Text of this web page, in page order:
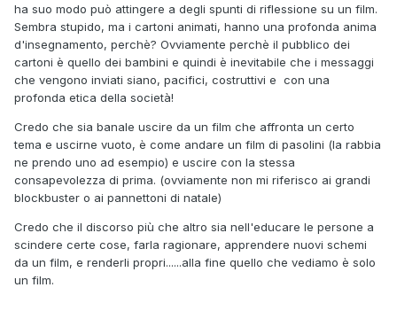
ha suo modo può attingere a degli spunti di riflessione su un film.
Sembra stupido, ma i cartoni animati, hanno una profonda anima
d'insegnamento, perchè? Ovviamente perchè il pubblico dei
cartoni è quello dei bambini e quindi è inevitabile che i messaggi
che vengono inviati siano, pacifici, costruttivi e con una
profonda etica della società!
Credo che sia banale uscire da un film che affronta un certo
tema e uscirne vuoto, è come andare un film di pasolini (la rabbia
ne prendo uno ad esempio) e uscire con la stessa
consapevolezza di prima. (ovviamente non mi riferisco ai grandi
blockbuster o ai pannettoni di natale)
Credo che il discorso più che altro sia nell'educare le persone a
scindere certe cose, farla ragionare, apprendere nuovi schemi
da un film, e renderli propri......alla fine quello che vediamo è solo
un film.